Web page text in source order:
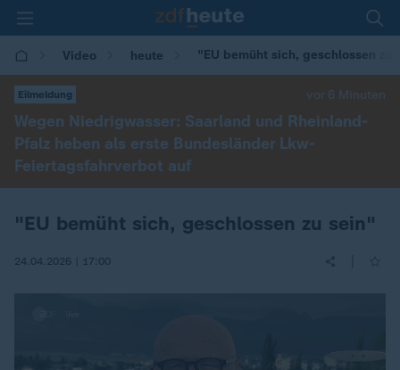
Video heute "EU bemüht sich, geschlossen zu
Eilmeldung vor 6 Minuten
Wegen Niedrigwasser: Saarland und Rheinland-
Pfalz heben als erste Bundesländer Lkw-
Feiertagsfahrverbot auf
"EU bemüht sich, geschlossen zu sein"
24.04.2026 | 17:00